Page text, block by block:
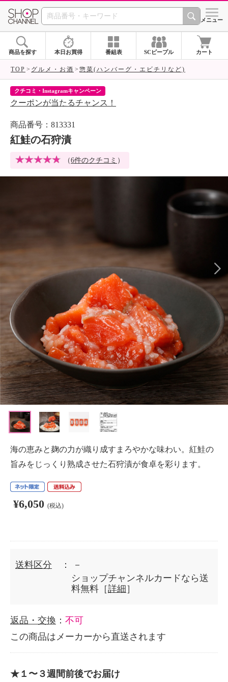
SHOP CHANNEL シメニュー
商品を探す 本日お買得 番組表 SCピープル カート
TOP グルメ・お酒 惣菜(ハンバーグ・エビチリなど)
ネットデビューキャンペーン
ネットで初めてご購入の方1,000円割引
商品番号：813331
紅鮭の石狩漬
（6件のクチコミ ）
海の恵みと麹の力が織り成すまろやかな味わい。紅鮭の
旨みをじっくり熟成させた石狩漬が食卓を彩ります。
¥6,050 (税込)
送料区分 ： －
ショップチャンネルカードなら送
料無料［詳細 ］
返品・交換 ： 不可
この商品はメーカーから直送されます
★１〜３週間前後でお届け